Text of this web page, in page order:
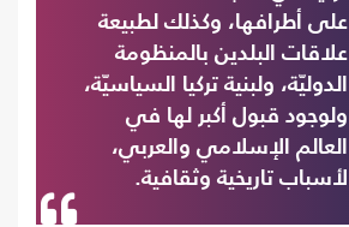
على أطرافها، وكذلك لطبيعة
علاقات البلدين بالمنظومة
الدوليّة، ولبنية تركيا السياسيّة،
ولوجود قبول أكبر لها في
العالم الإسلامي والعربي،
لأسباب تاريخية وثقافية.